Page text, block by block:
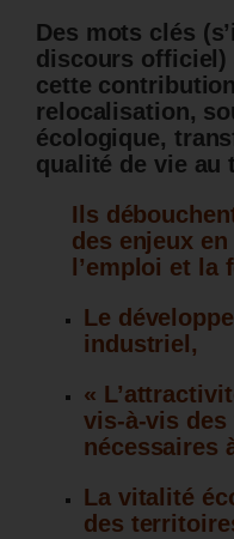
Des mots clés
discours officiel)
cette
relocalisation,
écologique,
qualité de vie au
Ils
des enjeux
l’emploi et la
Le
industriel,
«
vis-à-vis des
nécessaires
La vitalité
des